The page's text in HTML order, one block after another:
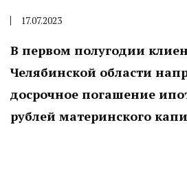
17.07.2023
В первом полугодии
Челябинской области
досрочное погашение
рублей материнского